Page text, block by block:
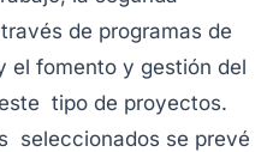
de programas de
el fomento y gestión del
tipo de proyectos.
seleccionados se prevé